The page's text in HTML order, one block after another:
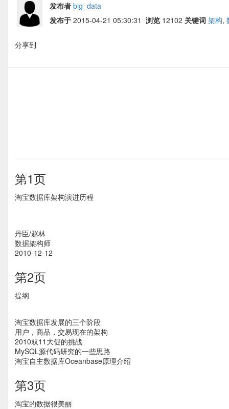
发布者 big_data
发布于 2015-04-21 05:30:31 浏览 12102 关键词 架构,
分享到
第1页
淘宝数据库架构演进历程
丹臣/赵林
数据架构师
2010-12-12
第2页
提纲
淘宝数据库发展的三个阶段
用户，商品，交易现在的架构
2010双11大促的挑战
MySQL源代码研究的一些思路
淘宝自主数据库Oceanbase原理介绍
第3页
淘宝的数据很美丽